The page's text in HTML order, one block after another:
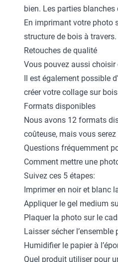
bien. Les parties
En imprimant votre photo
structure de bois à
Retouches de qualité
Vous pouvez aussi
Il est également possible
créer votre collage sur
Formats disponibles
Nous avons 12 formats
coûteuse, mais vous
Questions fréquemment
Comment mettre une
Suivez ces 5 étapes:
Imprimer en noir et blanc
Appliquer le gel medium
Plaquer la photo sur le
Laisser sécher
Humidifier le papier à
Quel produit utiliser pour